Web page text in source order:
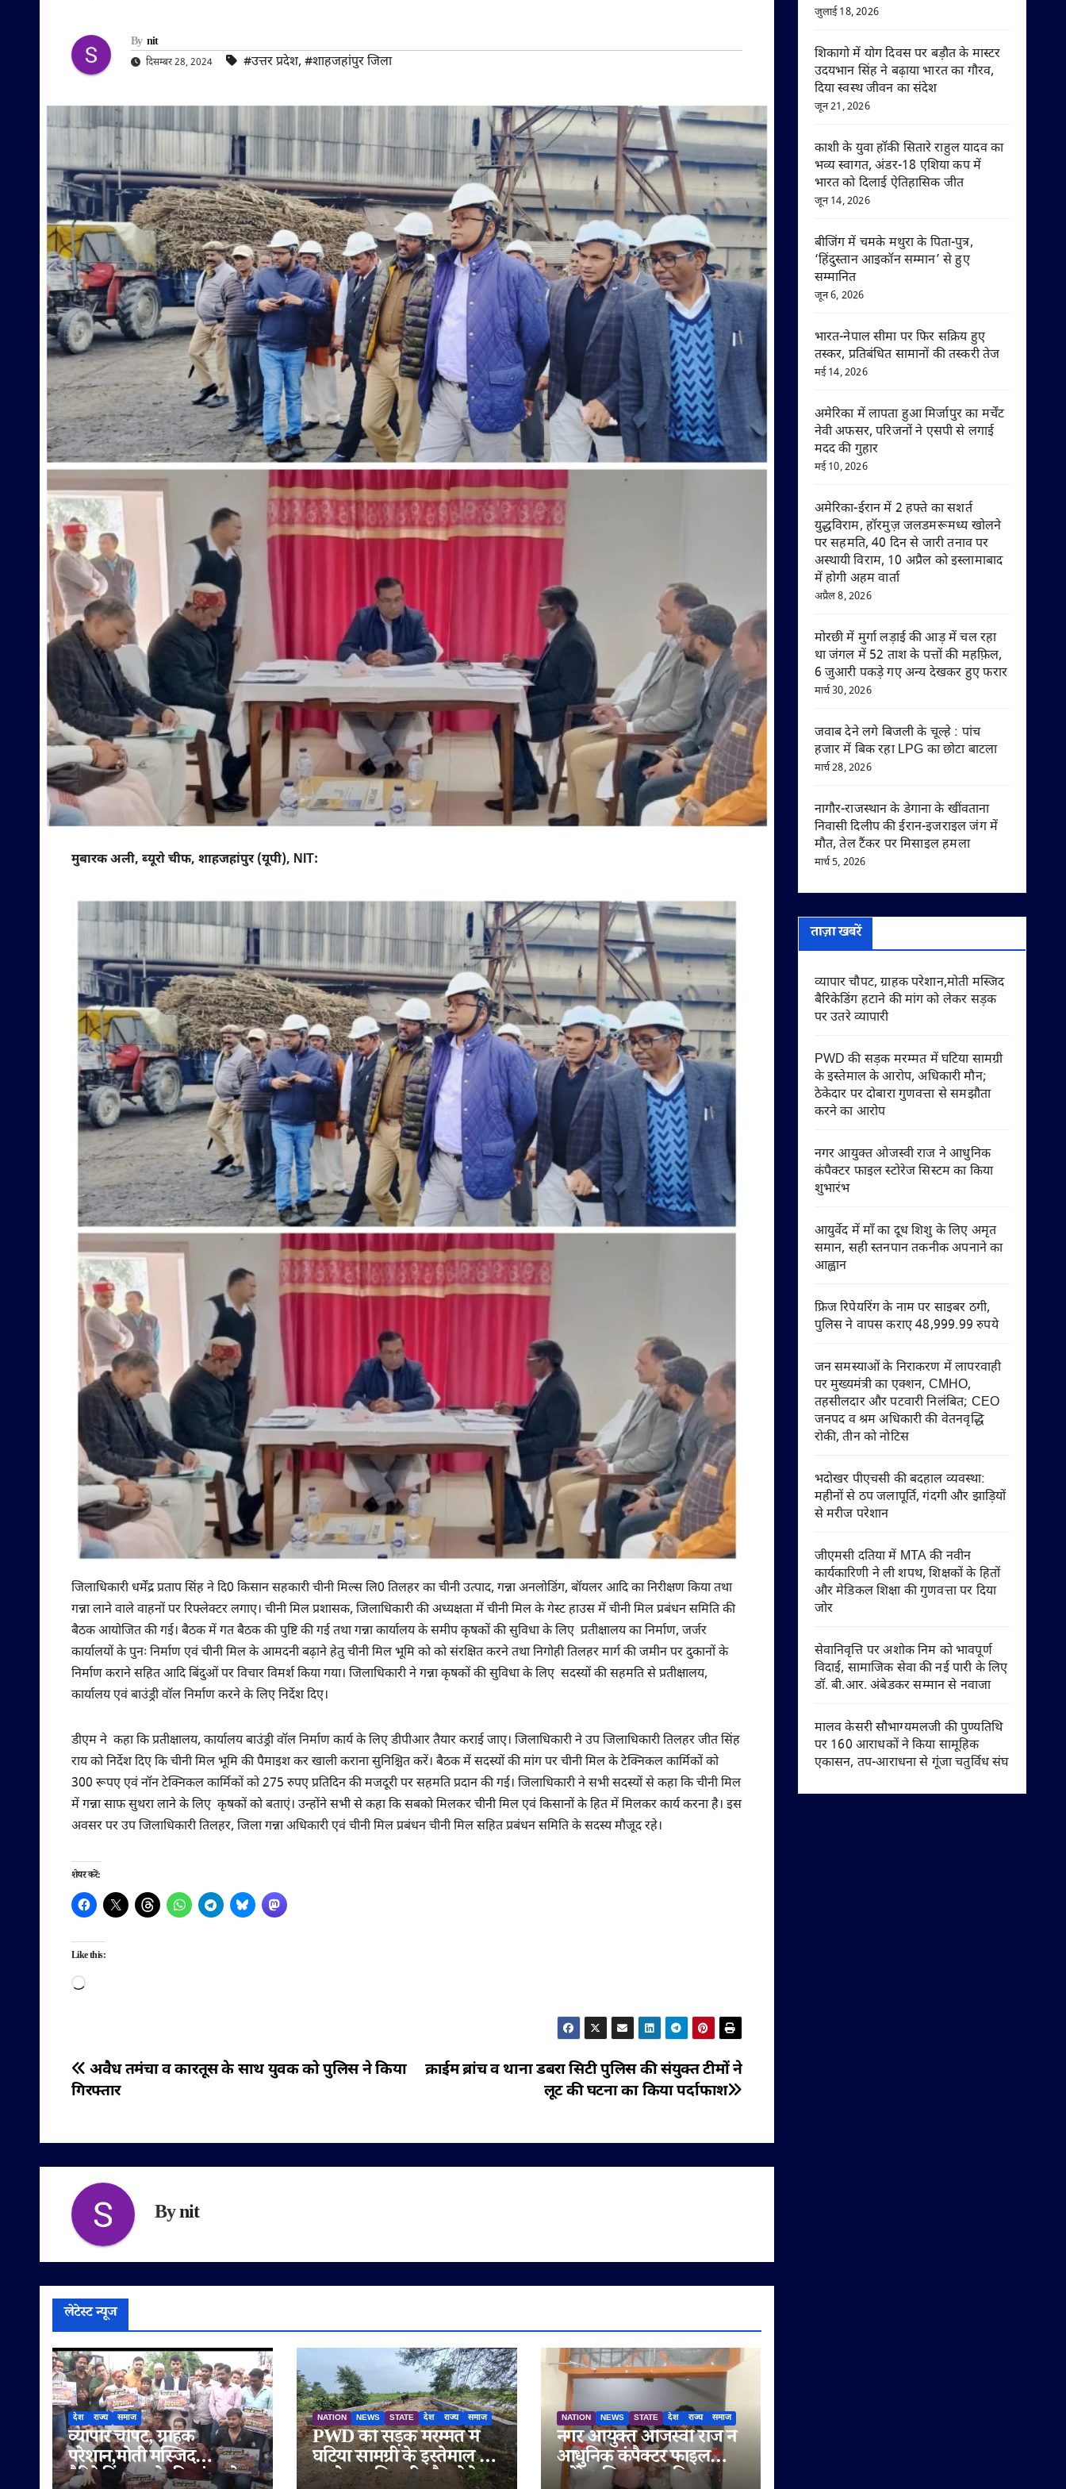
By nit
दिसम्बर 28, 2024 #उत्तर प्रदेश, #शाहजहांपुर जिला
मुबारक अली, ब्यूरो चीफ, शाहजहांपुर (यूपी), NIT:
जिलाधिकारी धर्मेंद्र प्रताप सिंह ने दि0 किसान सहकारी चीनी मिल्स लि0 तिलहर का चीनी उत्पाद, गन्ना अनलोडिंग, बॉयलर आदि का निरीक्षण किया तथा
गन्ना लाने वाले वाहनों पर रिफ्लेक्टर लगाए। चीनी मिल प्रशासक, जिलाधिकारी की अध्यक्षता में चीनी मिल के गेस्ट हाउस में चीनी मिल प्रबंधन समिति की
बैठक आयोजित की गई। बैठक में गत बैठक की पुष्टि की गई तथा गन्ना कार्यालय के समीप कृषकों की सुविधा के लिए प्रतीक्षालय का निर्माण, जर्जर
कार्यालयों के पुनः निर्माण एवं चीनी मिल के आमदनी बढ़ाने हेतु चीनी मिल भूमि को को संरक्षित करने तथा निगोही तिलहर मार्ग की जमीन पर दुकानों के
निर्माण कराने सहित आदि बिंदुओं पर विचार विमर्श किया गया। जिलाधिकारी ने गन्ना कृषकों की सुविधा के लिए सदस्यों की सहमति से प्रतीक्षालय,
कार्यालय एवं बाउंड्री वॉल निर्माण करने के लिए निर्देश दिए।
डीएम ने कहा कि प्रतीक्षालय, कार्यालय बाउंड्री वॉल निर्माण कार्य के लिए डीपीआर तैयार कराई जाए। जिलाधिकारी ने उप जिलाधिकारी तिलहर जीत सिंह
राय को निर्देश दिए कि चीनी मिल भूमि की पैमाइश कर खाली कराना सुनिश्चित करें। बैठक में सदस्यों की मांग पर चीनी मिल के टेक्निकल कार्मिकों को
300 रूपए एवं नॉन टेक्निकल कार्मिकों को 275 रुपए प्रतिदिन की मजदूरी पर सहमति प्रदान की गई। जिलाधिकारी ने सभी सदस्यों से कहा कि चीनी मिल
में गन्ना साफ सुथरा लाने के लिए कृषकों को बताएं। उन्होंने सभी से कहा कि सबको मिलकर चीनी मिल एवं किसानों के हित में मिलकर कार्य करना है। इस
अवसर पर उप जिलाधिकारी तिलहर, जिला गन्ना अधिकारी एवं चीनी मिल प्रबंधन चीनी मिल सहित प्रबंधन समिति के सदस्य मौजूद रहे।
शेयर करें:
Like this:
Loading…
पोस्ट
नेविगेशन
क्राईम ब्रांच व थाना डबरा सिटी पुलिस की संयुक्त टीमों ने
लूट की घटना का किया पर्दाफाश
अवैध तमंचा व कारतूस के साथ युवक को पुलिस ने किया
गिरफ्तार
Bynit
लेटेस्ट न्यूज
देश राज्य समाज
व्यापार चौपट, ग्राहक
परेशान,मोती मस्जिद
बैरिकेडिंग हटाने की मांग को
NATION NEWS STATE देश राज्य समाज
PWD की सड़क मरम्मत में
घटिया सामग्री के इस्तेमाल के
आरोप, अधिकारी मौन; ठेकेदार
NATION NEWS STATE देश राज्य समाज
नगर आयुक्त ओजस्वी राज ने
आधुनिक कंपैक्टर फाइल
स्टोरेज सिस्टम का किया
जुलाई 18, 2026
शिकागो में योग दिवस पर बड़ौत के मास्टर
उदयभान सिंह ने बढ़ाया भारत का गौरव,
दिया स्वस्थ जीवन का संदेश
जून 21, 2026
काशी के युवा हॉकी सितारे राहुल यादव का
भव्य स्वागत, अंडर-18 एशिया कप में
भारत को दिलाई ऐतिहासिक जीत
जून 14, 2026
बीजिंग में चमके मथुरा के पिता-पुत्र,
‘हिंदुस्तान आइकॉन सम्मान’ से हुए
सम्मानित
जून 6, 2026
भारत-नेपाल सीमा पर फिर सक्रिय हुए
तस्कर, प्रतिबंधित सामानों की तस्करी तेज
मई 14, 2026
अमेरिका में लापता हुआ मिर्जापुर का मर्चेंट
नेवी अफसर, परिजनों ने एसपी से लगाई
मदद की गुहार
मई 10, 2026
अमेरिका-ईरान में 2 हफ्ते का सशर्त
युद्धविराम, हॉरमुज़ जलडमरूमध्य खोलने
पर सहमति, 40 दिन से जारी तनाव पर
अस्थायी विराम, 10 अप्रैल को इस्लामाबाद
में होगी अहम वार्ता
अप्रैल 8, 2026
मोरछी में मुर्गा लड़ाई की आड़ में चल रहा
था जंगल में 52 ताश के पत्तों की महफ़िल,
6 जुआरी पकड़े गए अन्य देखकर हुए फरार
मार्च 30, 2026
जवाब देने लगे बिजली के चूल्हे : पांच
हजार में बिक रहा LPG का छोटा बाटला
मार्च 28, 2026
नागौर-राजस्थान के डेगाना के खींवताना
निवासी दिलीप की ईरान-इजराइल जंग में
मौत, तेल टैंकर पर मिसाइल हमला
मार्च 5, 2026
ताज़ा खबरें
व्यापार चौपट, ग्राहक परेशान,मोती मस्जिद
बैरिकेडिंग हटाने की मांग को लेकर सड़क
पर उतरे व्यापारी
PWD की सड़क मरम्मत में घटिया सामग्री
के इस्तेमाल के आरोप, अधिकारी मौन;
ठेकेदार पर दोबारा गुणवत्ता से समझौता
करने का आरोप
नगर आयुक्त ओजस्वी राज ने आधुनिक
कंपैक्टर फाइल स्टोरेज सिस्टम का किया
शुभारंभ
आयुर्वेद में माँ का दूध शिशु के लिए अमृत
समान, सही स्तनपान तकनीक अपनाने का
आह्वान
फ्रिज रिपेयरिंग के नाम पर साइबर ठगी,
पुलिस ने वापस कराए 48,999.99 रुपये
जन समस्याओं के निराकरण में लापरवाही
पर मुख्यमंत्री का एक्शन, CMHO,
तहसीलदार और पटवारी निलंबित; CEO
जनपद व श्रम अधिकारी की वेतनवृद्धि
रोकी, तीन को नोटिस
भदोखर पीएचसी की बदहाल व्यवस्था:
महीनों से ठप जलापूर्ति, गंदगी और झाड़ियों
से मरीज परेशान
जीएमसी दतिया में MTA की नवीन
कार्यकारिणी ने ली शपथ, शिक्षकों के हितों
और मेडिकल शिक्षा की गुणवत्ता पर दिया
जोर
सेवानिवृत्ति पर अशोक निम को भावपूर्ण
विदाई, सामाजिक सेवा की नई पारी के लिए
डॉ. बी.आर. अंबेडकर सम्मान से नवाजा
मालव केसरी सौभाग्यमलजी की पुण्यतिथि
पर 160 आराधकों ने किया सामूहिक
एकासन, तप-आराधना से गूंजा चतुर्विध संघ